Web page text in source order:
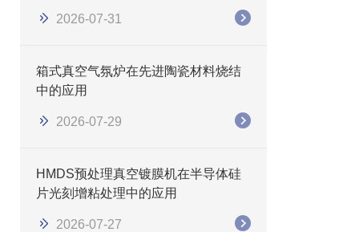
2026-07-31
箱式真空气氛炉在先进陶瓷材料烧结
中的应用
2026-07-29
HMDS预处理真空镀膜机在半导体硅
片光刻增粘处理中的应用
2026-07-27